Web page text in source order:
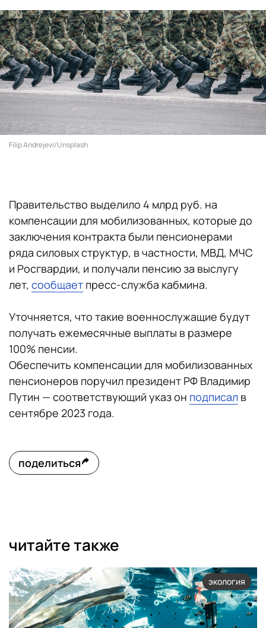
Filip Andrejevi/Unsplash
Правительство выделило 4 млрд руб. на
компенсации для мобилизованных, которые до
заключения контракта были пенсионерами
ряда силовых структур, в частности, МВД, МЧС
и Росгвардии, и получали пенсию за выслугу
лет, сообщает пресс-служба кабмина.
Уточняется, что такие военнослужащие будут
получать ежемесячные выплаты в размере
100% пенсии.
Обеспечить компенсации для мобилизованных
пенсионеров поручил президент РФ Владимир
Путин — соответствующий указ он подписал в
сентябре 2023 года.
поделиться
читайте также
экология